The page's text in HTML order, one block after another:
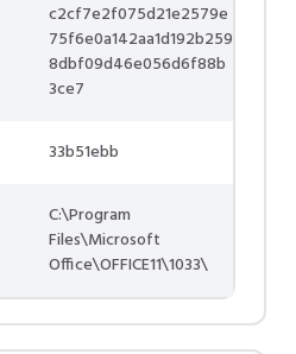
c2cf7e2f075d21e2579e
75f6e0a142aa1d192b259
8dbf09d46e056d6f88b
3ce7
33b51ebb
C:\Program
Files\Microsoft
Office\OFFICE11\1033\